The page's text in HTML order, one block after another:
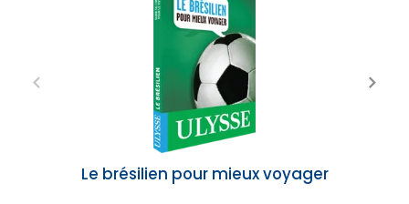
Le brésilien pour mieux voyager